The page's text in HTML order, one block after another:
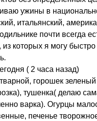
ужины в
итальянский,
почти всегда
из которых я могу быстро
( 2 часа назад)
горошек
тушенка( делаю
варка). Огурцы
печенье